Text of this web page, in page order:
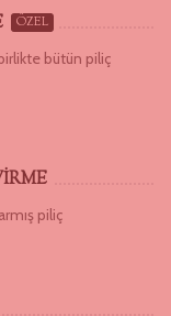
ÖZEL
bütün piliç
piliç